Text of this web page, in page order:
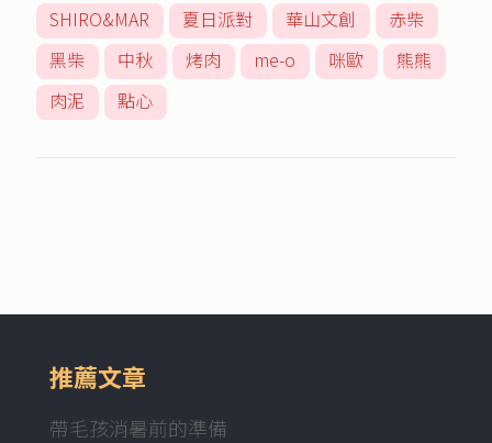
SHIRO&MAR
夏日派對 華山文創
赤柴
黑柴
中秋 烤肉 me-o 咪歐
熊熊
肉泥
點心
推薦文章
帶毛孩消暑前的準備